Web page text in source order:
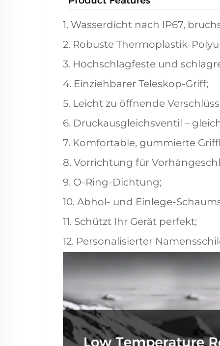
1. Wasserdicht nach IP67,
2. Robuste Thermoplastik-
3. Hochschlagfeste und
4. Einziehbarer Teleskop-Griff;
5. Leicht zu öffnende
6. Druckausgleichsventil –
7. Komfortable, gummierte
8. Vorrichtung für
9. O-Ring-Dichtung;
10. Abhol- und Einlege-
11. Schützt Ihr Gerät perfekt;
12. Personalisierter